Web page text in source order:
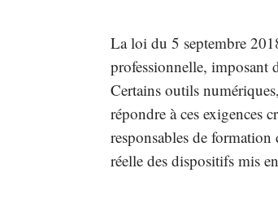
La loi du 5 septembre
professionnelle, imposant
Certains outils
répondre à ces exigences
responsables de
réelle des dispositifs mis